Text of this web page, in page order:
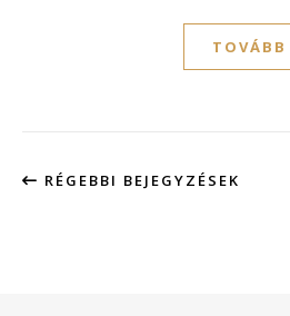
TOVÁBB
RÉGEBBI BEJEGYZÉSEK